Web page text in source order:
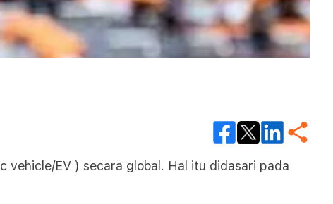
vehicle/EV ) secara global. Hal itu didasari pada